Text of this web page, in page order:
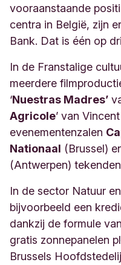
vooraanstaande
centra in België, zijn
Bank. Dat is één op
In de Franstalige
meerdere
‘Nuestras Madres’
Agricole’ van
evenementenzalen
Nationaal (Brussel)
(Antwerpen)
In de sector Natuur
bijvoorbeeld een
dankzij de formule
gratis zonnepanelen
Brussels